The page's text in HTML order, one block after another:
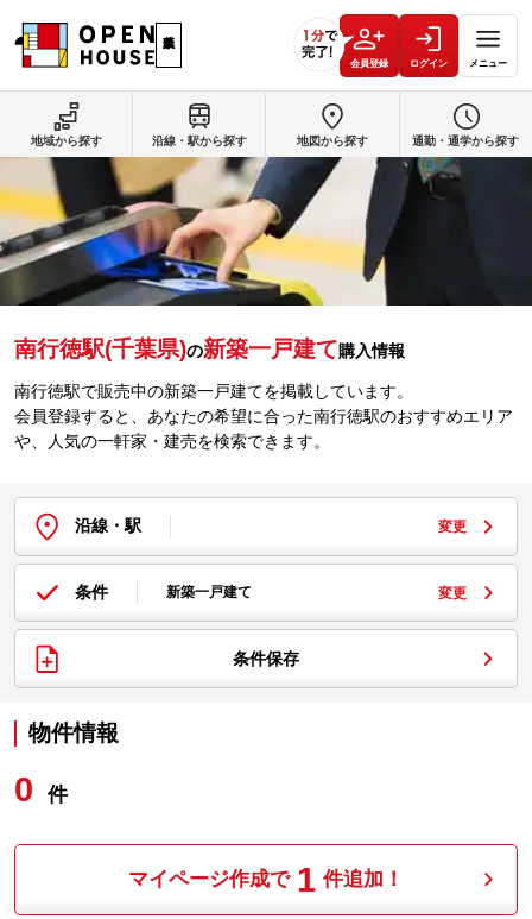
会員登録 ログイン メニュー
南行徳駅(千葉県)の新築一戸建て購入情報
南行徳駅で販売中の新築一戸建てを掲載しています。
会員登録すると、あなたの希望に合った南行徳駅のおすすめエリア
や、人気の一軒家・建売を検索できます。
沿線・駅 変更
条件 新築一戸建て 変更
条件保存
物件情報
0 件
マイページ作成で 1 件追加！
地域から探す 沿線・駅から探す 地図から探す 通勤・通学から探す